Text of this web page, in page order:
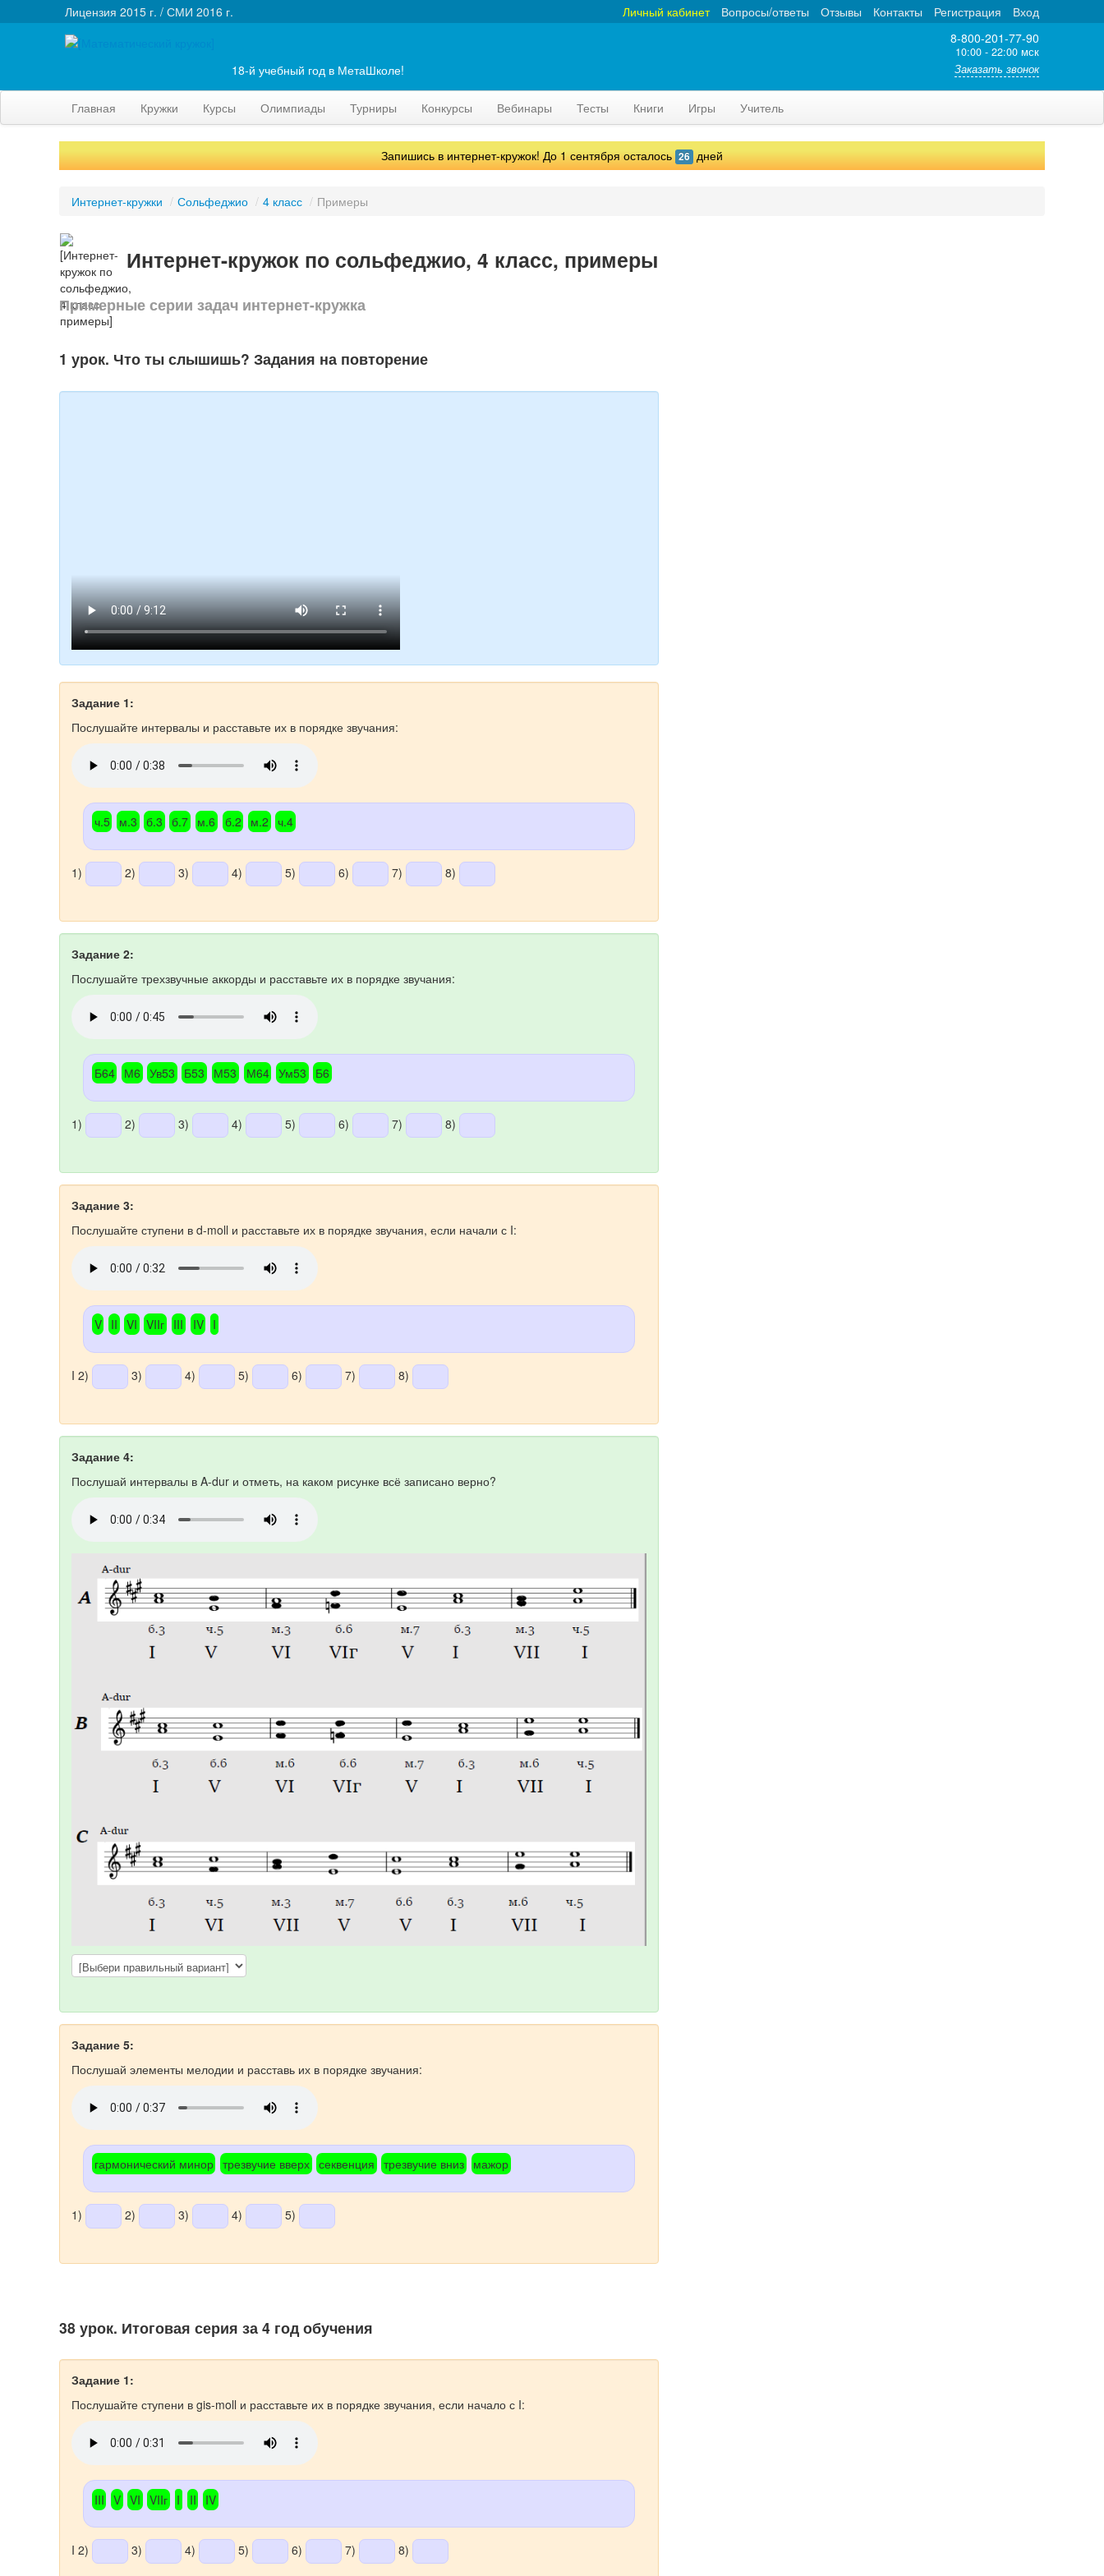
Лицензия 2015 г. / СМИ 2016 г. Вход
Регистрация
Контакты
Отзывы
Вопросы/ответы
Личный кабинет
8-800-201-77-90
10:00 - 22:00 мск
Заказать звонок
18-й учебный год в МетаШколе!
Главная Кружки Курсы Олимпиады Турниры Конкурсы Вебинары Тесты Книги Игры Учитель
Запишись в интернет-кружок! До 1 сентября осталось 26 дней
Интернет-кружки / Сольфеджио / 4 класс / Примеры
Интернет-кружок по сольфеджио, 4 класс, примеры
Примерные серии задач интернет-кружка
1 урок. Что ты слышишь? Задания на повторение
Задание 1:
Послушайте интервалы и расставьте их в порядке звучания:
ч.5 м.3 б.3 б.7 м.6 б.2 м.2 ч.4
1) 2) 3) 4) 5) 6) 7) 8)
Задание 2:
Послушайте трехзвучные аккорды и расставьте их в порядке звучания:
Б64 М6 Ув53 Б53 М53 М64 Ум53 Б6
1) 2) 3) 4) 5) 6) 7) 8)
Задание 3:
Послушайте ступени в d-moll и расставьте их в порядке звучания, если начали с I:
V II VI VIIг III IV I
I 2) 3) 4) 5) 6) 7) 8)
Задание 4:
Послушай интервалы в A-dur и отметь, на каком рисунке всё записано верно?
Задание 5:
Послушай элементы мелодии и расставь их в порядке звучания:
гармонический минор трезвучие вверх секвенция трезвучие вниз мажор
1) 2) 3) 4) 5)
38 урок. Итоговая серия за 4 год обучения
Задание 1:
Послушайте ступени в gis-moll и расставьте их в порядке звучания, если начало с I:
III V VI VIIг I II IV
I 2) 3) 4) 5) 6) 7) 8)